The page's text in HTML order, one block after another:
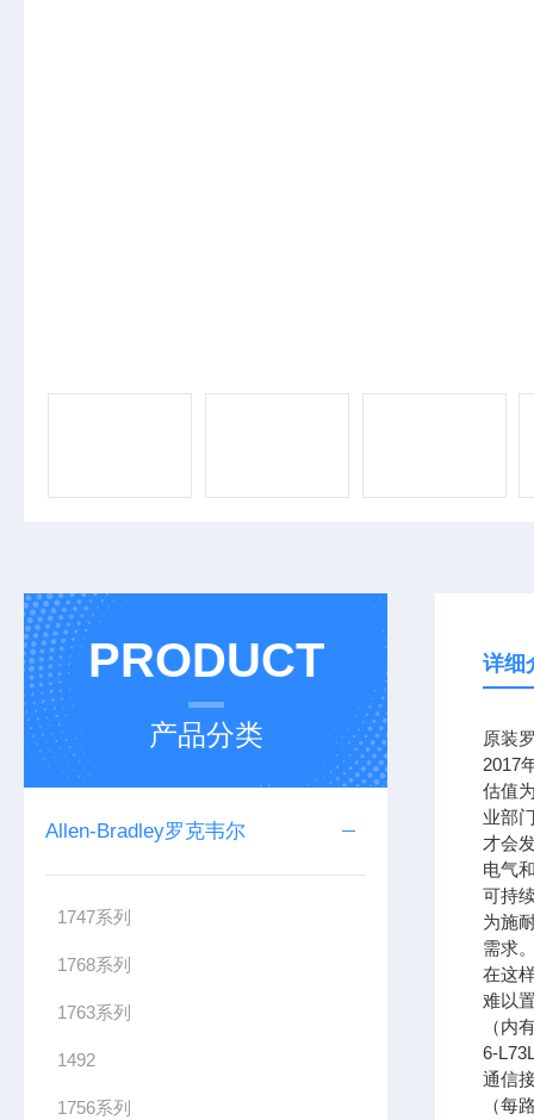
PRODUCT
产品分类
Allen-Bradley罗克韦尔
1747系列
1768系列
1763系列
1492
1756系列
详细
原装
2017
估值
业部
才会
电气
可持
为施
需求
在这
难以
（内
6-
通信
（每